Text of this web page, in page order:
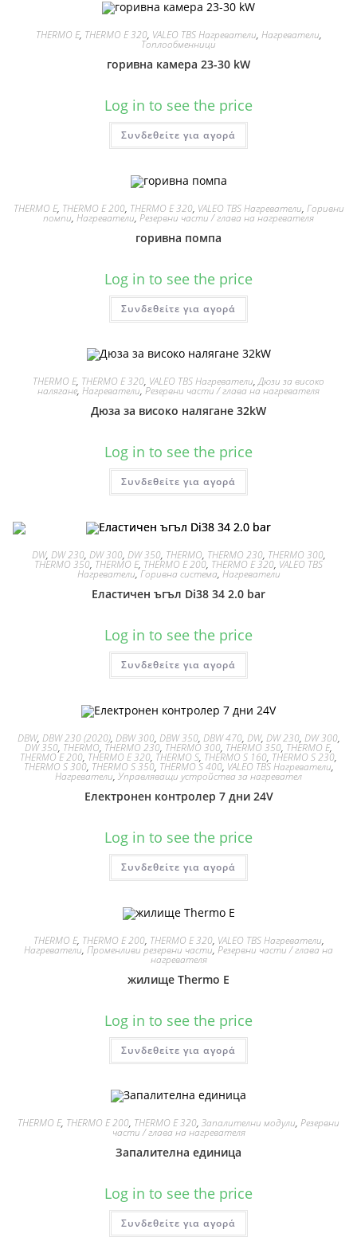
THERMO E, THERMO E 320, VALEO TBS Нагреватели, Нагреватели,
Топлообменници
горивна камера 23-30 kW
Log in to see the price
Συνδεθείτε για αγορά
THERMO E, THERMO E 200, THERMO E 320, VALEO TBS Нагреватели, Горивни
помпи, Нагреватели, Резервни части / глава на нагревателя
горивна помпа
Log in to see the price
Συνδεθείτε για αγορά
THERMO E, THERMO E 320, VALEO TBS Нагреватели, Дюзи за високо
налягане, Нагреватели,Резервни части / глава на нагревателя
Дюза за високо налягане 32kW
Log in to see the price
Συνδεθείτε για αγορά
DW, DW 230, DW 300, DW 350, THERMO, THERMO 230, THERMO 300,
THERMO 350, THERMO E, THERMO E 200, THERMO E 320, VALEO TBS
Нагреватели,Горивна система, Нагреватели
Еластичен ъгъл Di38 34 2.0 bar
Log in to see the price
Συνδεθείτε για αγορά
DBW, DBW 230 (2020), DBW 300, DBW 350, DBW 470, DW, DW 230, DW 300,
DW 350, THERMO, THERMO 230, THERMO 300, THERMO 350, THERMO E,
THERMO E 200, THERMO E 320, THERMO S, THERMO S 160, THERMO S 230,
THERMO S 300, THERMO S 350, THERMO S 400, VALEO TBS Нагреватели,
Нагреватели, Управляващи устройства за нагревател
Електронен контролер 7 дни 24V
Log in to see the price
Συνδεθείτε για αγορά
THERMO E, THERMO E 200, THERMO E 320, VALEO TBS Нагреватели,
Нагреватели, Променливи резервни части, Резервни части / глава на
нагревателя
жилище Thermo E
Log in to see the price
Συνδεθείτε για αγορά
THERMO E, THERMO E 200, THERMO E 320, Запалителни модули, Резервни
части / глава на нагревателя
Запалителна единица
Log in to see the price
Συνδεθείτε για αγορά